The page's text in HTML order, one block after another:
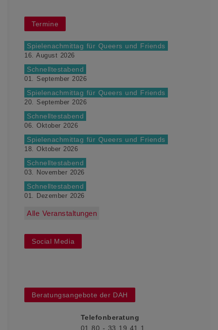
Termine
Spielenachmittag für Queers und Friends
16. August 2026
Schnelltestabend
01. September 2026
Spielenachmittag für Queers und Friends
20. September 2026
Schnelltestabend
06. Oktober 2026
Spielenachmittag für Queers und Friends
18. Oktober 2026
Schnelltestabend
03. November 2026
Schnelltestabend
01. Dezember 2026
Alle Veranstaltungen
Social Media
Beratungsangebote der DAH
Telefonberatung
01 80 - 33 19 41 1